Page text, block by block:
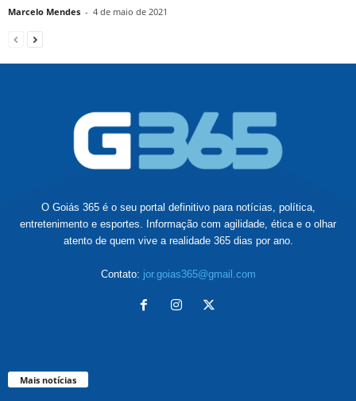
Marcelo Mendes - 4 de maio de 2021
O Goiás 365 é o seu portal definitivo para notícias, política,
entretenimento e esportes. Informação com agilidade, ética e o olhar
atento de quem vive a realidade 365 dias por ano.
Contato: jor.goias365@gmail.com
Mais notícias